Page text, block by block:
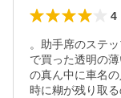
4
。助手席のステ
で買った透明の
の真ん中に車名
時に糊が残り取